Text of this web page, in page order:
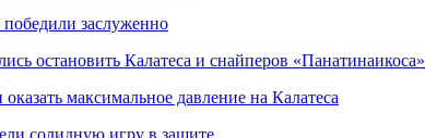
заслуженно
остановить Калатеса и снайперов «Панатинаикоса»
максимальное давление на Калатеса
солидную игру в защите